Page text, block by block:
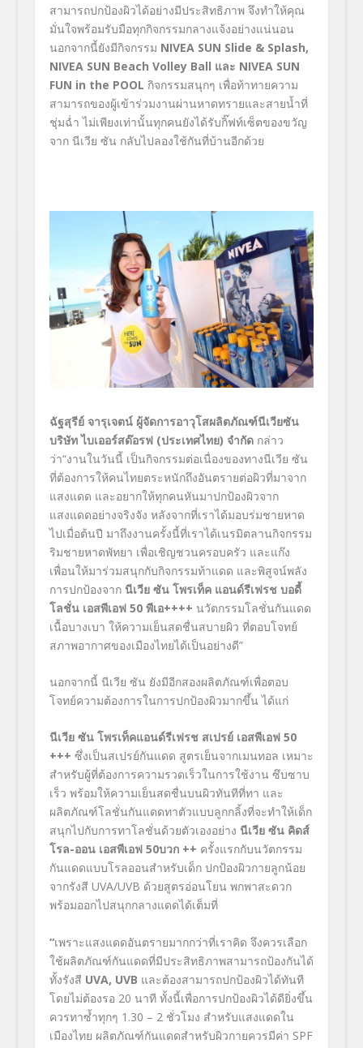
สามารถปกป้องผิวได้อย่างมีประสิทธิภาพ จึงทำให้คุณ
มั่นใจพร้อมรับมือทุกกิจกรรมกลางแจ้งอย่างแน่นอน
นอกจากนี้ยังมีกิจกรรม NIVEA SUN Slide & Splash,
NIVEA SUN Beach Volley Ball และ NIVEA SUN
FUN in the POOL กิจกรรมสนุกๆ เพื่อท้าทายความ
สามารถของผู้เข้าร่วมงานผ่านหาดทรายและสายน้ำที่
ชุ่มฉ่ำ ไม่เพียงเท่านั้นทุกคนยังได้รับกิ๊ฟท์เซ็ตของขวัญ
จาก นีเวีย ซัน กลับไปลองใช้กันที่บ้านอีกด้วย
ฉัฐสุรีย์ จารุเจตน์ผู้จัดการอาวุโสผลิตภัณฑ์นีเวียซัน
บริษัท ไบเออร์สด๊อรฟ (ประเทศไทย) จำกัด กล่าว
ว่า“งานในวันนี้ เป็นกิจกรรมต่อเนื่องของทางนีเวีย ซัน
ที่ต้องการให้คนไทยตระหนักถึงอันตรายต่อผิวที่มาจาก
แสงแดด และอยากให้ทุกคนหันมาปกป้องผิวจาก
แสงแดดอย่างจริงจัง หลังจากที่เราได้มอบร่มชายหาด
ไปเมื่อต้นปี มาถึงงานครั้งนี้ที่เราได้เนรมิตลานกิจกรรม
ริมชายหาดพัทยา เพื่อเชิญชวนครอบครัว และแก๊ง
เพื่อนให้มาร่วมสนุกกับกิจกรรมท้าแดด และพิสูจน์พลัง
การปกป้องจาก นีเวีย ซัน โพรเท็ค แอนด์รีเฟรช บอดี้
โลชั่น เอสพีเอฟ 50 พีเอ++++ นวัตกรรมโลชั่นกันแดด
เนื้อบางเบา ให้ความเย็นสดชื่นสบายผิว ที่ตอบโจทย์
สภาพอากาศของเมืองไทยได้เป็นอย่างดี”
นอกจากนี้ นีเวีย ซัน ยังมีอีกสองผลิตภัณฑ์เพื่อตอบ
โจทย์ความต้องการในการปกป้องผิวมากขึ้น ได้แก่
นีเวีย ซัน โพรเท็คแอนด์รีเฟรช สเปรย์ เอสพีเอฟ 50
+++ ซึ่งเป็นสเปรย์กันแดด สูตรเย็นจากเมนทอล เหมาะ
สำหรับผู้ที่ต้องการความรวดเร็วในการใช้งาน ซึบซาบ
เร็ว พร้อมให้ความเย็นสดชื่นบนผิวทันทีที่ทา และ
ผลิตภัณฑ์โลชั่นกันแดดทาตัวแบบลูกกลิ้งที่จะทำให้เด็ก
สนุกไปกับการทาโลชั่นด้วยตัวเองอย่าง นีเวีย ซัน คิดส์
โรล-ออน เอสพีเอฟ 50บวก ++ ครั้งแรกกับนวัตกรรม
กันแดดแบบโรลออนสำหรับเด็ก ปกป้องผิวกายลูกน้อย
จากรังสี UVA/UVB ด้วยสูตรอ่อนโยน พกพาสะดวก
พร้อมออกไปสนุกกลางแดดได้เต็มที่
“เพราะแสงแดดอันตรายมากกว่าที่เราคิด จึงควรเลือก
ใช้ผลิตภัณฑ์กันแดดที่มีประสิทธิภาพสามารถป้องกันได้
ทั้งรังสี UVA, UVB และต้องสามารถปกป้องผิวได้ทันที
โดยไม่ต้องรอ 20 นาที ทั้งนี้เพื่อการปกป้องผิวได้ดียิ่งขึ้น
ควรทาซ้ำทุกๆ 1.30 – 2 ชั่วโมง สำหรับแสงแดดใน
เมืองไทย ผลิตภัณฑ์กันแดดสำหรับผิวกายควรมีค่า SPF